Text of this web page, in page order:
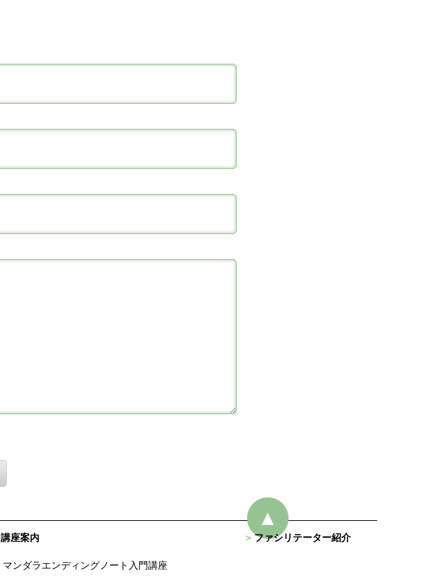
▲
講座案内
マンダラエンディングノート入門講座
ファシリテーター紹介